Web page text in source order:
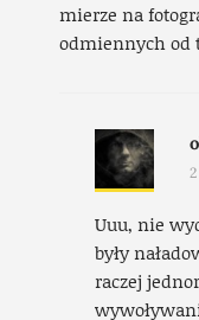
mierze na
odmiennych od
Uuu, nie
były
raczej